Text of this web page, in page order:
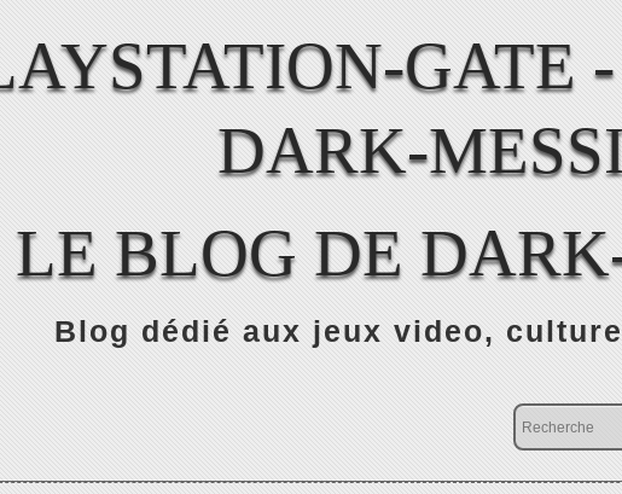
LE BLOG DE
Blog dédié aux jeux video,